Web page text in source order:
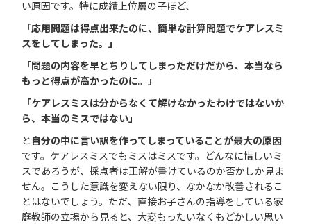
い原因です。特に成績上位層の子ほど、
「応用問題は得点出来たのに、簡単な計算問題でケアレスミ
スをしてしまった。」
「問題の内容を早とちりしてしまっただけだから、本当なら
もっと得点が高かったのに。」
「ケアレスミスは分からなくて解けなかったわけではないか
ら、本当のミスではない」
と 自分の中に言い訳を作ってしまっていることが最大の原因
です。ケアレスミスでもミスはミスです。どんなに惜しいミ
スであろうが、採点者は正解が書けているのか否かしか見ま
せん。こうした意識を変えない限り、なかなか改善されるこ
とはないでしょう。ただ、直接お子さんの指導をしている家
庭教師の立場から見ると、大変もったいなくもどかしい思い